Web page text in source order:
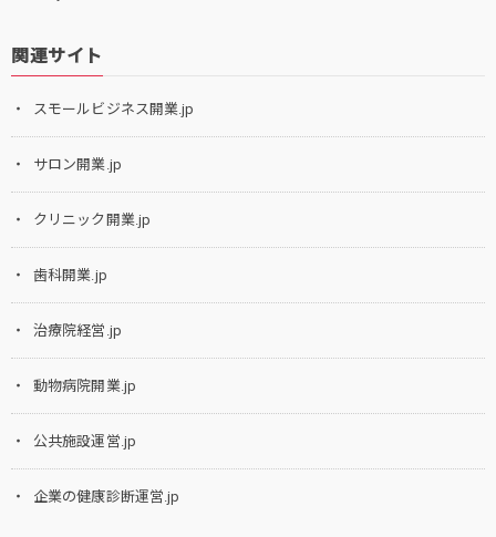
関連サイト
スモールビジネス開業.jp
サロン開業.jp
クリニック開業.jp
歯科開業.jp
治療院経営.jp
動物病院開業.jp
公共施設運営.jp
企業の健康診断運営.jp